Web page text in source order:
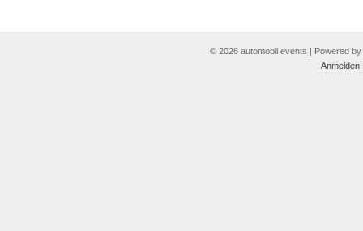
© 2026 automobil events | Powered by
Anmelden|